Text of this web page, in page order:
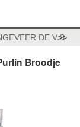
DE V.S.
>>
Broodje